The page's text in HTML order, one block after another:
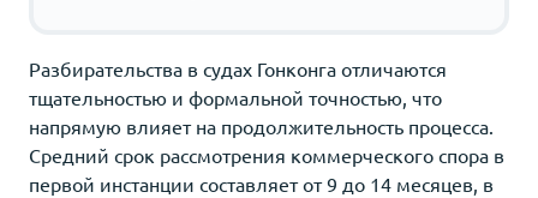
Разбирательства в судах Гонконга отличаются
тщательностью и формальной точностью, что
напрямую влияет на продолжительность процесса.
Средний срок рассмотрения коммерческого спора в
первой инстанции составляет от 9 до 14 месяцев, в